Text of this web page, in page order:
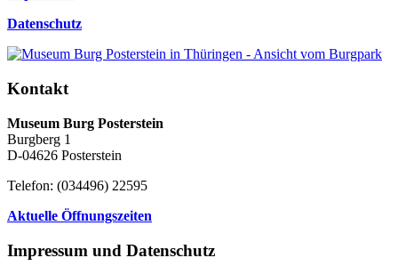
Datenschutz
Kontakt
Museum Burg Posterstein
Burgberg 1
D-04626 Posterstein
Telefon: (034496) 22595
Aktuelle Öffnungszeiten
Impressum und Datenschutz